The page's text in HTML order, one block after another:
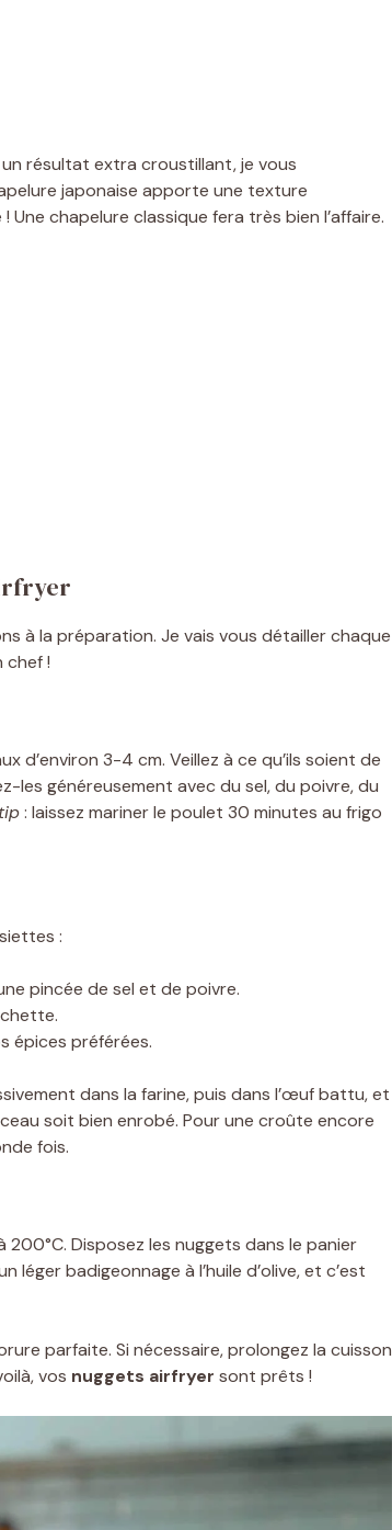
résultat extra croustillant, je vous
japonaise apporte une texture
Une chapelure classique fera très bien l’affaire.
à la préparation. Je vais vous détailler chaque
chef !
d’environ 3-4 cm. Veillez à ce qu’ils soient de
les généreusement avec du sel, du poivre, du
: laissez mariner le poulet 30 minutes au frigo
:
pincée de sel et de poivre.
épices préférées.
dans la farine, puis dans l’œuf battu, et
soit bien enrobé. Pour une croûte encore
fois.
200°C. Disposez les nuggets dans le panier
badigeonnage à l’huile d’olive, et c’est
parfaite. Si nécessaire, prolongez la cuisson
vos nuggets airfryer sont prêts !